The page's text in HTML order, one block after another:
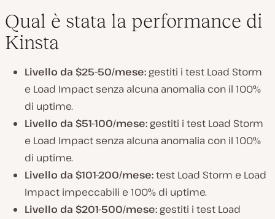
Qual è stata la performance di
Kinsta
Livello da $25-50/mese: gestiti i test Load Storm
e Load Impact senza alcuna anomalia con il 100%
di uptime.
Livello da $51-100/mese: gestiti i test Load Storm
e Load Impact senza alcuna anomalia con il 100%
di uptime.
Livello da $101-200/mese:test Load Storm e Load
Impact impeccabili e 100% di uptime.
Livello da $201-500/mese: gestiti i test Load